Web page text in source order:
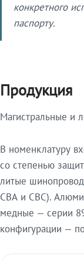
конкретного
паспорту.
Продукция
Магистральные и
В номенклатуру
со степенью
литые
СВА и СВС).
медные — серии
конфигурации —